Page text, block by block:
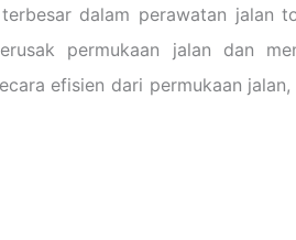
dalam perawatan jalan
permukaan jalan dan
efisien dari permukaan jalan,